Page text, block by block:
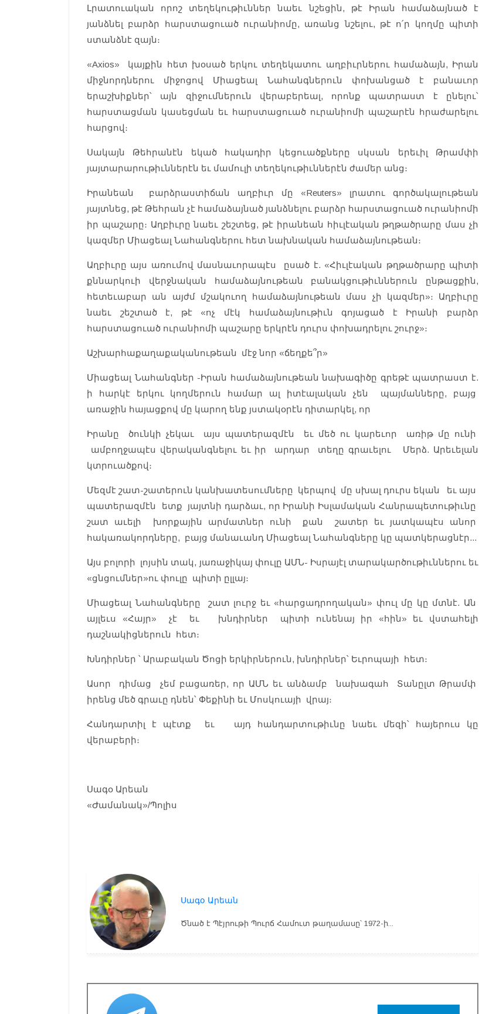
Լրատուական որոշ տեղեկութիւններ նաեւ նշեցին, թէ Իրան համաձայնած է
յանձնել բարձր հարստացուած ուրանիոմը, առանց նշելու, թէ ո՛ր կողմը պիտի
ստանձնէ զայն։
«Axios» կայքին հետ խօսած երկու տեղեկատու աղբիւրներու համաձայն, Իրան
միջնորդներու միջոցով Միացեալ Նահանգներուն փոխանցած է բանաւոր
երաշխիքներ՝ այն զիջումներուն վերաբերեալ, որոնք պատրաստ է ընելու՝
հարստացման կասեցման եւ հարստացուած ուրանիոմի պաշարէն հրաժարելու
հարցով։
Սակայն Թեհրանէն եկած հակադիր կեցուածքները սկսան երեւիլ Թրամփի
յայտարարութիւններէն եւ մամուլի տեղեկութիւններէն ժամեր անց։
Իրանեան բարձրաստիճան աղբիւր մը «Reuters» լրատու գործակալութեան
յայտնեց, թէ Թեհրան չէ համաձայնած յանձնելու բարձր հարստացուած ուրանիոմի
իր պաշարը։ Աղբիւրը նաեւ շեշտեց, թէ իրանեան հիւլէական թղթածրարը մաս չի
կազմեր Միացեալ Նահանգներու հետ նախնական համաձայնութեան։
Աղբիւրը այս առումով մասնաւորապէս ըսած է. «Հիւլէական թղթածրարը պիտի
քննարկուի վերջնական համաձայնութեան բանակցութիւններուն ընթացքին,
հետեւաբար ան այժմ մշակուող համաձայնութեան մաս չի կազմեր»։ Աղբիւրը
նաեւ շեշտած է, թէ «ոչ մէկ համաձայնութիւն գոյացած է Իրանի բարձր
հարստացուած ուրանիոմի պաշարը երկրէն դուրս փոխադրելու շուրջ»։
Աշխարհաքաղաքականութեան մէջ նոր «ճեղքե՞ր»
Միացեալ Նահանգներ -Իրան համաձայնութեան նախագիծը գրեթէ պատրաստ է.
ի հարկէ երկու կողմերուն համար ալ իտէալական չեն պայմանները, բայց
առաջին հայացքով մը կարող ենք յստակօրէն դիտարկել, որ
Իրանը ծունկի չեկաւ այս պատերազմէն եւ մեծ ու կարեւոր առիթ մը ունի
ամբողջապէս վերականգնելու եւ իր արդար տեղը գրաւելու Մերձ. Արեւելան
կտրուածքով։
Մեզմէ շատ-շատերուն կանխատեսումները կերպով մը սխալ դուրս եկան եւ այս
պատերազմէն ետք յայտնի դարձաւ, որ Իրանի Իսլամական Հանրապետութիւնը
շատ աւելի խորքային արմատներ ունի քան շատեր եւ յատկապէս անոր
հակառակորդները, բայց մանաւանդ Միացեալ Նահանգները կը պատկերացնէր...
Այս բոլորի լոյսին տակ, յառաջիկայ փուլը ԱՄՆ- Իսրայէլ տարակարծութիւններու եւ
«ցնցումներ»ու փուլը պիտի ըլլայ։
Միացեալ Նահանգները շատ լուրջ եւ «հարցադրողական» փուլ մը կը մտնէ. Ան
այլեւս «Հայր» չէ եւ խնդիրներ պիտի ունենայ իր «հին» եւ վստահելի
դաշնակիցներուն հետ։
Խնդիրներ ՝ Արաբական Ծոցի երկիրներուն, խնդիրներ՝ Եւրոպայի հետ։
Ասոր դիմաց չեմ բացառեր, որ ԱՄՆ եւ անձամբ նախագահ Տանըլտ Թրամփ
իրենց մեծ գրաւը դնեն՝ Փեքինի եւ Մոսկուայի վրայ։
Հանդարտիլ է պէտք եւ այդ հանդարտութիւնը նաեւ մեզի՝ հայերուս կը
վերաբերի։
Սագօ Արեան
«Ժամանակ»/Պոլիս
Սագօ Արեան
Ծնած է Պէյրութի Պուրճ Համուտ թաղամասը՝ 1972-ի...